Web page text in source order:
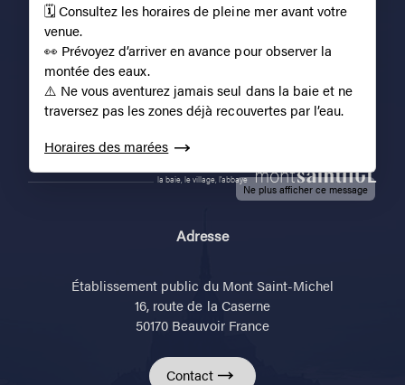
la baie, le village, l'abbaye
Adresse
Établissement public du Mont Saint-Michel
16, route de la Caserne
50170 Beauvoir France
Contact
🗓️ Consultez les horaires de pleine mer avant votre
venue.
👀 Prévoyez d’arriver en avance pour observer la
montée des eaux.
⚠️ Ne vous aventurez jamais seul dans la baie et ne
traversez pas les zones déjà recouvertes par l’eau.
Horaires des marées
Ne plus afficher ce message